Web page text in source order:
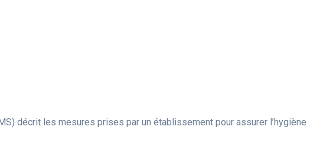
décrit les mesures prises par un établissement pour assurer l’hygiène